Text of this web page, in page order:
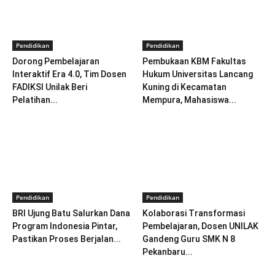
Pendidikan
Dorong Pembelajaran
Interaktif Era 4.0, Tim Dosen
FADIKSI Unilak Beri
Pelatihan...
Pendidikan
Pembukaan KBM Fakultas
Hukum Universitas Lancang
Kuning di Kecamatan
Mempura, Mahasiswa...
Pendidikan
BRI Ujung Batu Salurkan Dana
Program Indonesia Pintar,
Pastikan Proses Berjalan...
Pendidikan
Kolaborasi Transformasi
Pembelajaran, Dosen UNILAK
Gandeng Guru SMK N 8
Pekanbaru...